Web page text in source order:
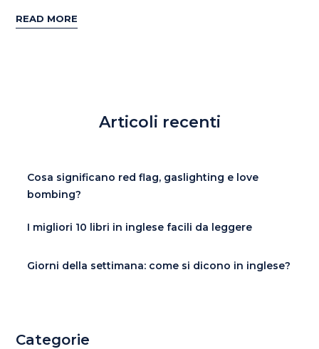
READ MORE
Articoli recenti
Cosa significano red flag, gaslighting e love
bombing?
I migliori 10 libri in inglese facili da leggere
Giorni della settimana: come si dicono in inglese?
Categorie